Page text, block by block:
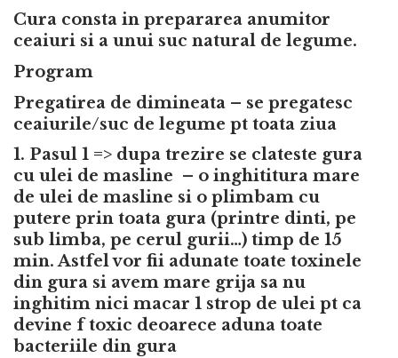
Cura consta in prepararea anumitor
ceaiuri si a unui suc natural de legume.
Program
Pregatirea de dimineata – se pregatesc
ceaiurile/suc de legume pt toata ziua
1. Pasul 1 => dupa trezire se clateste gura
cu ulei de masline – o inghititura mare
de ulei de masline si o plimbam cu
putere prin toata gura (printre dinti, pe
sub limba, pe cerul gurii…) timp de 15
min. Astfel vor fii adunate toate toxinele
din gura si avem mare grija sa nu
inghitim nici macar 1 strop de ulei pt ca
devine f toxic deoarece aduna toate
bacteriile din gura